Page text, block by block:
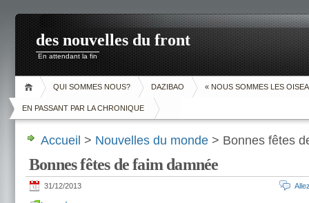
des nouvelles du front
En attendant la fin
QUI SOMMES NOUS? DAZIBAO « NOUS SOMMES LES
EN PASSANT PAR LA CHRONIQUE
Accueil > Nouvelles du monde > Bonnes fêtes
Bonnes fêtes de faim damnée
31/12/2013